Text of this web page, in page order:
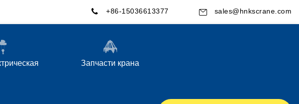
+86-15036613377 sales@hnkscrane.com
Запчасти крана